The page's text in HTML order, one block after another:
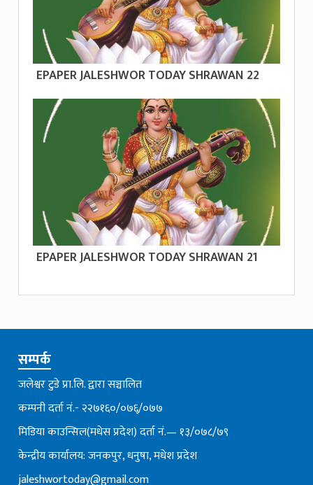
EPAPER JALESHWOR TODAY SHRAWAN 22
EPAPER JALESHWOR TODAY SHRAWAN 21
सम्पर्क
जलेश्वर टुडे प्रा.लि. द्वारा सञ्चालित
कम्पनी दर्ता नं.- २२७१६०/०७६्/०७७
मिडिया काउन्सिल(मधेस प्रदेश) दर्ता नं.— १३/०७८/७९
केन्द्रीय कार्यालय: जनकपुर, धनुषा, मधेश प्रदेश
jaleshwortoday@gmail.com